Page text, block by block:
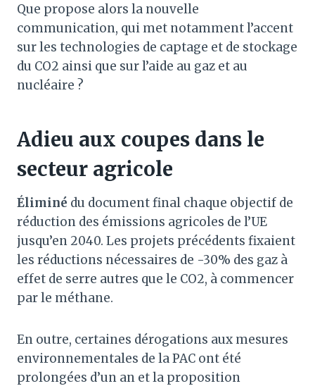
Que propose alors la nouvelle
communication, qui met notamment l’accent
sur les technologies de captage et de stockage
du CO2 ainsi que sur l’aide au gaz et au
nucléaire ?
Adieu aux coupes dans le
secteur agricole
Éliminé du document final chaque objectif de
réduction des émissions agricoles de l’UE
jusqu’en 2040. Les projets précédents fixaient
les réductions nécessaires de -30% des gaz à
effet de serre autres que le CO2, à commencer
par le méthane.
En outre, certaines dérogations aux mesures
environnementales de la PAC ont été
prolongées d’un an et la proposition